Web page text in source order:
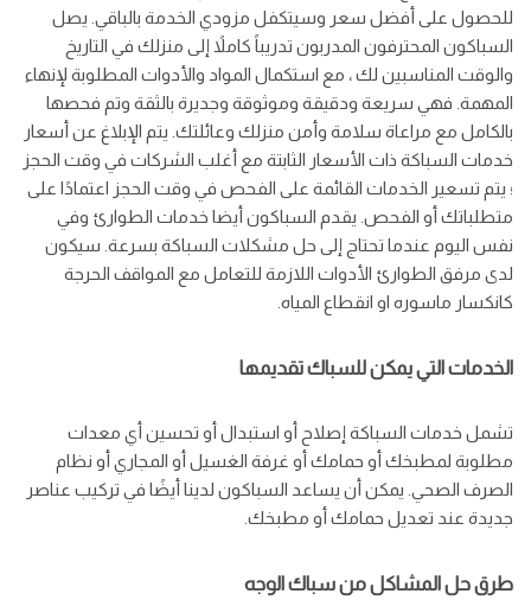
للحصول على أفضل سعر وسيتكفل مزودي الخدمة بالباقي. يصل
السباكون المحترفون المدربون تدريباً كاملاً إلى منزلك في التاريخ
والوقت المناسبين لك ، مع استكمال المواد والأدوات المطلوبة لإنهاء
المهمة. فهي سريعة ودقيقة وموثوقة وجديرة بالثقة وتم فحصها
بالكامل مع مراعاة سلامة وأمن منزلك وعائلتك. يتم الإبلاغ عن أسعار
خدمات السباكة ذات الأسعار الثابتة مع أغلب الشركات في وقت الحجز
؛ يتم تسعير الخدمات القائمة على الفحص في وقت الحجز اعتمادًا على
متطلباتك أو الفحص. يقدم السباكون أيضا خدمات الطوارئ وفي
نفس اليوم عندما تحتاج إلى حل مشكلات السباكة بسرعة. سيكون
لدى مرفق الطوارئ الأدوات اللازمة للتعامل مع المواقف الحرجة
كانكسار ماسوره او انقطاع المياه.
الخدمات التي يمكن للسباك تقديمها
تشمل خدمات السباكة إصلاح أو استبدال أو تحسين أي معدات
مطلوبة لمطبخك أو حمامك أو غرفة الغسيل أو المجاري أو نظام
الصرف الصحي. يمكن أن يساعد السباكون لدينا أيضًا في تركيب عناصر
جديدة عند تعديل حمامك أو مطبخك.
طرق حل المشاكل من سباك الوجه